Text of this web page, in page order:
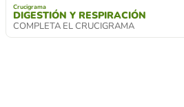
Crucigrama
DIGESTIÓN Y RESPIRACIÓN
COMPLETA EL CRUCIGRAMA